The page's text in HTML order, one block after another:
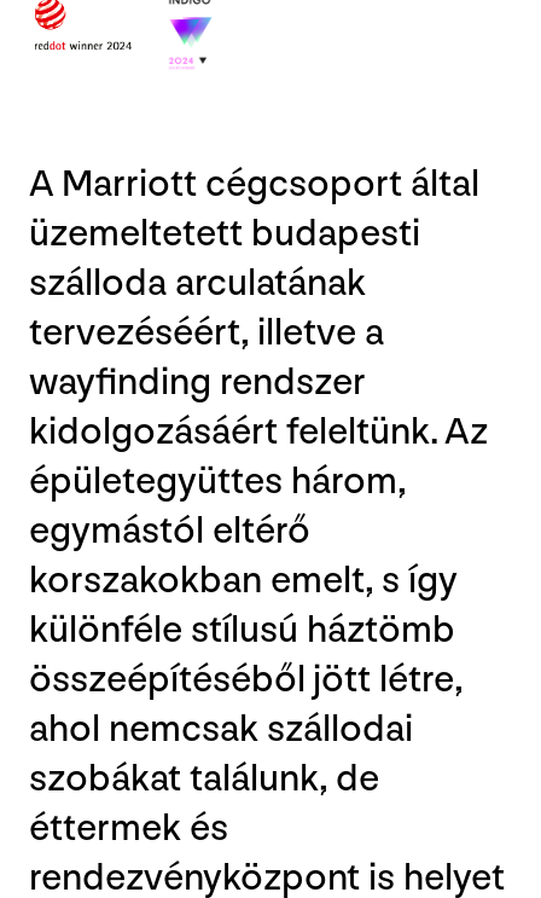
A Marriott cégcsoport által
üzemeltetett budapesti
szálloda arculatának
tervezéséért, illetve a
wayfinding rendszer
kidolgozásáért feleltünk. Az
épületegyüttes három,
egymástól eltérő
korszakokban emelt, s így
különféle stílusú háztömb
összeépítéséből jött létre,
ahol nemcsak szállodai
szobákat találunk, de
éttermek és
rendezvényközpont is helyet